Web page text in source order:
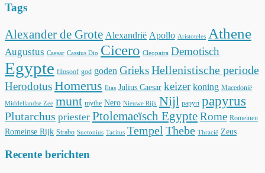
Tags
Alexander de Grote Alexandrië Apollo Aristoteles Athene
Augustus Caesar Cassius Dio Cicero Cleopatra Demotisch
Egypte filosoof god goden GrieksHellenistische periode
HerodotusHomerus Ilias Julius Caesar keizer koning Macedonië
Middellandse Zee munt mythe Nero Nieuwe Rijk Nijl papyri papyrus
Plutarchus priester Ptolemaeïsch EgypteRome Romeinen
Romeinse Rijk Strabo Suetonius Tacitus Tempel Thebe Thracië Zeus
Recente berichten